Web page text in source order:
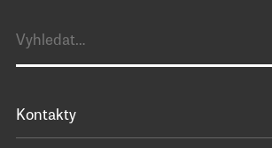
Kontakty